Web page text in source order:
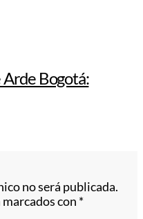
Arde Bogotá:
no será publicada.
con *